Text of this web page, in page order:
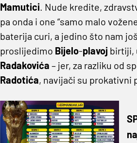
Mamutici . Nude kredite,
pa onda i one “samo malo
baterija curi, a jedino što nam
proslijedimo Bijelo-plavoj birtiji,
Radakovića – jer, za razliku od
Radotića, navijači su prokativni